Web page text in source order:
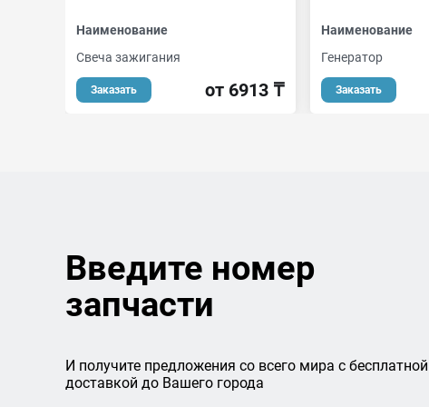
Наименование
Свеча зажигания
Заказать от 6913 ₸
Наименование
Генератор
Заказать
Введите номер
запчасти
И получите предложения со всего мира с бесплатной
доставкой до Вашего города